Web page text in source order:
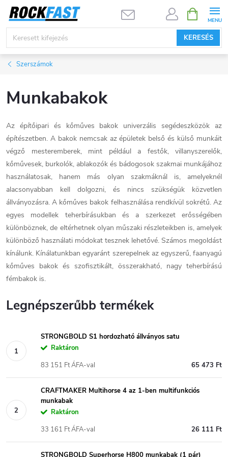
Ugrás
KERESÉS
KOSÁR
Szerszámok
Munkabakok
Az építőipari és kőműves bakok univerzális segédeszközök az
építészetben. A bakok nemcsak az épületek belső és külső munkáit
végző mesteremberek, mint például a festők, villanyszerelők,
kőművesek, burkolók, ablakozók és bádogosok szakmai munkájához
használatosak, hanem más olyan szakmáknál is, amelyeknél
alacsonyabban kell dolgozni, és nincs szükségük közvetlen
állványozásra. A kőműves bakok felhasználása rendkívül sokrétű. Az
egyes modellek teherbírásukban és a szerkezet erősségében
különböznek, de eltérhetnek olyan műszaki részleteikben is, amelyek
különböző használati módokat tesznek lehetővé. Számos megoldást
kínálunk. Kínálatunkban egyaránt szerepelnek az egyszerű, faanyagú
kőműves bakok és szofisztikált, összerakható, nagy teherbírású
fémbakok is.
Legnépszerűbb termékek
STRONGBOLD S1 hordozható állványos satu
Raktáron
65 473 Ft
83 151 Ft ÁFA-val
CRAFTMAKER Multihorse 4 az 1-ben multifunkciós
munkabak
Raktáron
26 111 Ft
33 161 Ft ÁFA-val
STRONGBOLD Superhorse H800 munkabak (1 pár)